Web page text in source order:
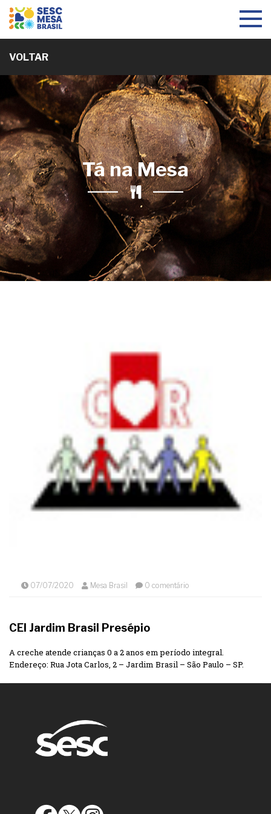
Toggle
VOLTAR
Tá na Mesa
07/07/2020 Mesa Brasil 0 comentário
CEI Jardim Brasil Presépio
A creche atende crianças 0 a 2 anos em período integral.
Endereço: Rua Jota Carlos, 2 – Jardim Brasil – São Paulo – SP.